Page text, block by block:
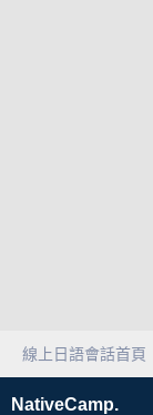
線上日語會話首頁
NativeCamp.